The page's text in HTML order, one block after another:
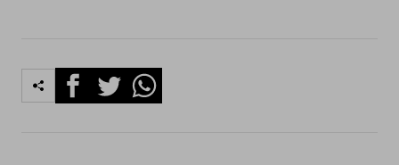
FacebookTwitterWhatsapp